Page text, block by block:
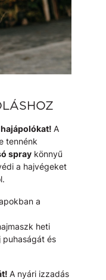
A
tennénk
spray könnyű
a hajvégeket
a
heti
puhaságát és
A nyári izzadás